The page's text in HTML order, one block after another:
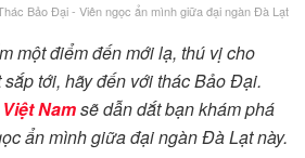
Bảo Đại - Viên ngọc ẩn mình giữa đại ngàn Đà Lạt
một điểm đến mới lạ, thú vị cho
tới, hãy đến với thác Bảo Đại.
Namsẽ dẫn dắt bạn khám phá
ẩn mình giữa đại ngàn Đà Lạt này.